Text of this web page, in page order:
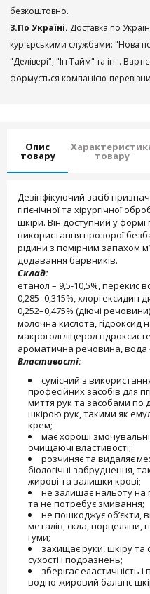
безкоштовно.
3.По Україні. Доставка по
кур'єрськими службами: "Нова
"Делівері", "Ін Тайм" та ін ..
формується компанією-
Опис
товару товару
Дезінфікуючий засіб
гігієнічної та хірургічної
шкіри. Він доступний у формі
використання прозорої
рідини з помірним запахом
додавання барвників.
Склад:
етанол – 9,5-10,5%, перекис
0,285–0,315%, хлоргексидин
0,252–0,475% (діючі
молочна кислота, гідроксид
макроголгліцерол
ароматична речовина, вода
Властивості:
сумісний з
професійних засобів для
миття рук та засобами по
шкірою рук, такими як
крем;
має хороші
очищаючі властивості;
розчиняє та видаляє
біологічні забруднення,
жирові та залишки крові;
не залишає нальоту на
та не потребує змивання;
не пошкоджує об’єкти,
металів, скла, порцеляни,
гуми;
захищає руки, шкіру та
сухості і подразнень;
зберігає еластичність
водно-жировий баланс